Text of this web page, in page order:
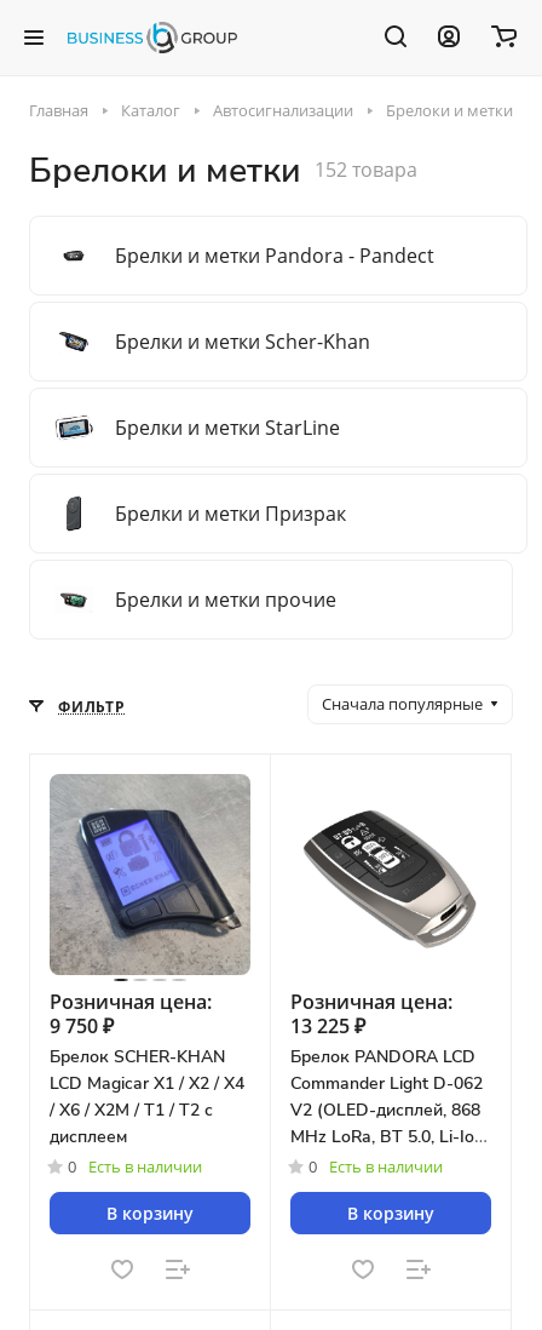
Главная Каталог Автосигнализации Брелоки и метки
Брелоки и метки 152 товара
Брелки и метки Pandora - Pandect
Брелки и метки Scher-Khan
Брелки и метки StarLine
Брелки и метки Призрак
Брелки и метки прочие
ФИЛЬТР Сначала популярные
Розничная цена:
9 750 ₽
Брелок SCHER-KHAN
LCD Magicar X1 / X2 / X4
/ X6 / X2М / T1 / T2 с
дисплеем
0 Есть в наличии
В корзину
Розничная цена:
13 225 ₽
Брелок PANDORA LCD
Commander Light D-062
V2 (OLED-дисплей, 868
MHz LoRa, BT 5.0, Li-Ion
400 мА/ч, USB-C)
0 Есть в наличии
В корзину